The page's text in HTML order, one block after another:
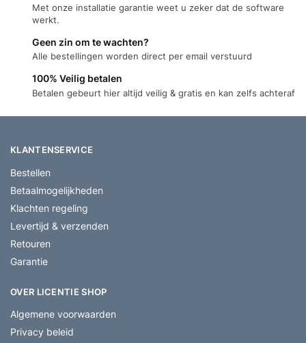
Met onze installatie garantie weet u zeker dat de software
werkt.
Geen zin om te wachten?
Alle bestellingen worden direct per email verstuurd
100% Veilig betalen
Betalen gebeurt hier altijd veilig & gratis en kan zelfs achteraf
KLANTENSERVICE
Bestellen
Betaalmogelijkheden
Klachten regeling
Levertijd & verzenden
Retouren
Garantie
OVER LICENTIE SHOP
Algemene voorwaarden
Privacy beleid